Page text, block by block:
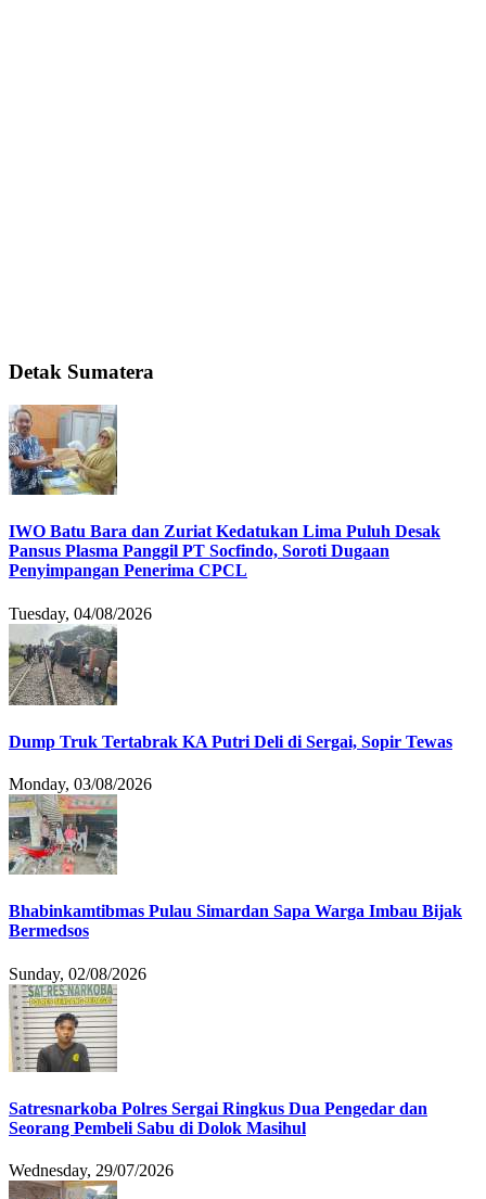
Detak Sumatera
IWO Batu Bara dan Zuriat Kedatukan Lima Puluh Desak
Pansus Plasma Panggil PT Socfindo, Soroti Dugaan
Penyimpangan Penerima CPCL
Tuesday, 04/08/2026
Dump Truk Tertabrak KA Putri Deli di Sergai, Sopir Tewas
Monday, 03/08/2026
Bhabinkamtibmas Pulau Simardan Sapa Warga Imbau Bijak
Bermedsos
Sunday, 02/08/2026
Satresnarkoba Polres Sergai Ringkus Dua Pengedar dan
Seorang Pembeli Sabu di Dolok Masihul
Wednesday, 29/07/2026